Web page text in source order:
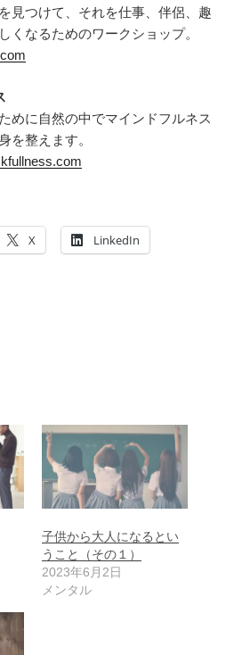
見つけて、それを仕事、伴侶、趣
くなるためのワークショップ。
めに自然の中でマインドフルネス
を整えます。
X LinkedIn
子供から大人になるとい
うこと（その１）
2023年6月2日
メンタル